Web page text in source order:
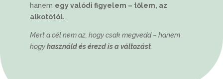
hanem egy valódi figyelem – tőlem, az
alkotótól.
Mert a cél nem az, hogy csak megvedd – hanem
hogyhasználd és érezd is a változást